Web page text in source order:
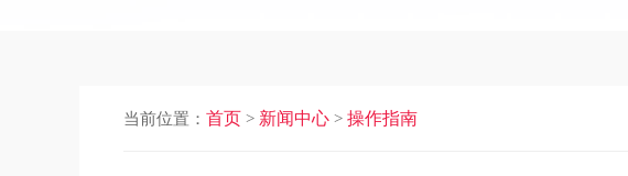
当前位置： 首页 > 新闻中心 > 操作指南